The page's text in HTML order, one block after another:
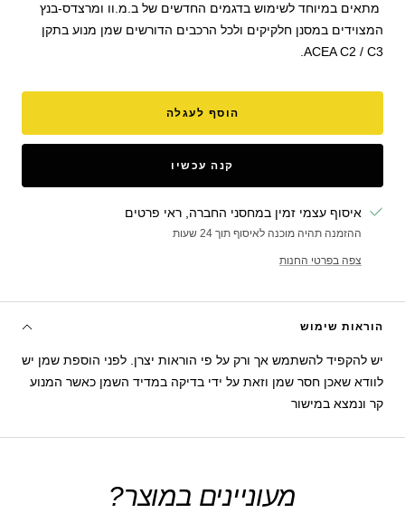
מתאים במיוחד לשימוש בדגמים החדשים של ב.מ.וו ומרצדס-בנץ
המצוידים במסנן חלקיקים ולכל הרכבים הדורשים שמן מנוע בתקן
ACEA C2 / C3.
הוסף לעגלה
קנה עכשיו
איסוף עצמי זמין במחסני החברה, ראי פרטים
ההזמנה תהיה מוכנה לאיסוף תוך 24 שעות
צפה בפרטי החנות
הוראות שימוש
יש להקפיד להשתמש אך ורק על פי הוראות יצרן. לפני הוספת שמן יש
לוודא שאכן חסר שמן וזאת על ידי בדיקה במדיד השמן כאשר המנוע
קר ונמצא במישור
מעוניינים במוצר?